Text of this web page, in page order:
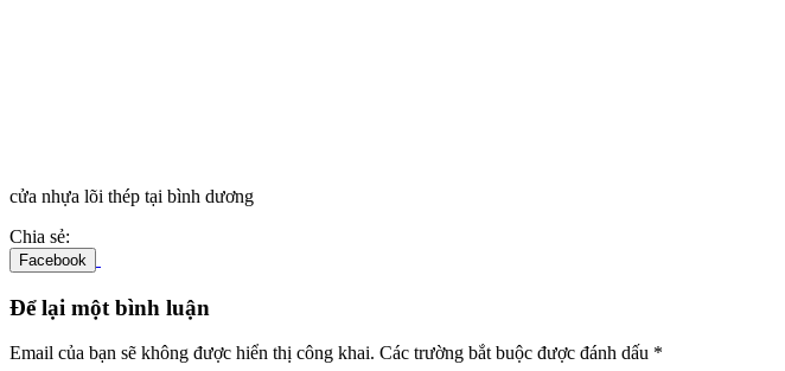
cửa nhựa lõi thép tại bình dương
Chia sẻ:
Facebook
Để lại một bình luận
Email của bạn sẽ không được hiển thị công khai. Các trường bắt buộc được đánh dấu *